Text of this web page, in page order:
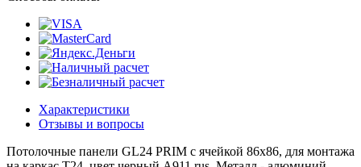
Характеристики
Отзывы и вопросы
Потолочные панели GL24 PRIM с ячейкой 86х86, для монтажа